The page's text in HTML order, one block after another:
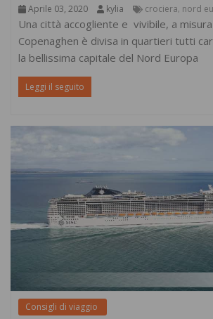
Aprile 03, 2020 kylia crociera, nord
Una città accogliente e vivibile, a
Copenaghen è divisa in quartieri tutti
la bellissima capitale del Nord Europa
Leggi il seguito
Consigli di viaggio